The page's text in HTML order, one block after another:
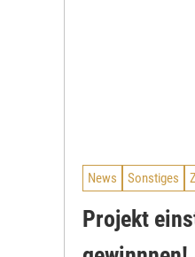
News Sonstiges
Projekt